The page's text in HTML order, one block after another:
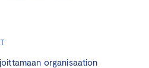
organisaation